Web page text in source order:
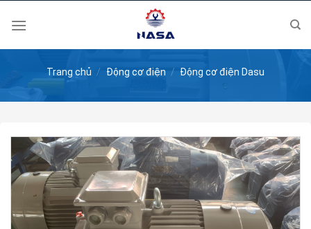
Trang chủ / Động cơ điện / Động cơ điện Dasu